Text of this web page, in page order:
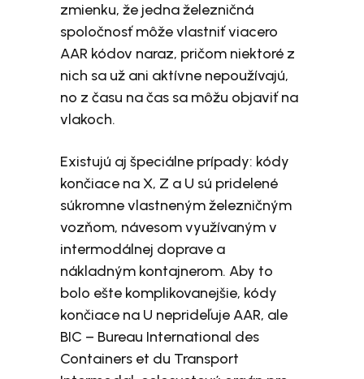
zmienku, že jedna železničná
spoločnosť môže vlastniť viacero
AAR kódov naraz, pričom niektoré z
nich sa už ani aktívne nepoužívajú,
no z času na čas sa môžu objaviť na
vlakoch.
Existujú aj špeciálne prípady: kódy
končiace na X, Z a U sú pridelené
súkromne vlastneným železničným
vozňom, návesom využívaným v
intermodálnej doprave a
nákladným kontajnerom. Aby to
bolo ešte komplikovanejšie, kódy
končiace na U neprideľuje AAR, ale
BIC – Bureau International des
Containers et du Transport